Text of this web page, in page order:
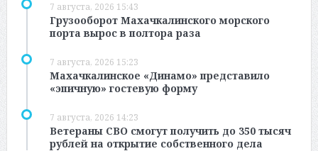
7 августа, 2026 15:43
Грузооборот Махачкалинского морского
порта вырос в полтора раза
7 августа, 2026 15:23
Махачкалинское «Динамо» представило
«эпичную» гостевую форму
7 августа, 2026 14:23
Ветераны СВО смогут получить до 350 тысяч
рублей на открытие собственного дела